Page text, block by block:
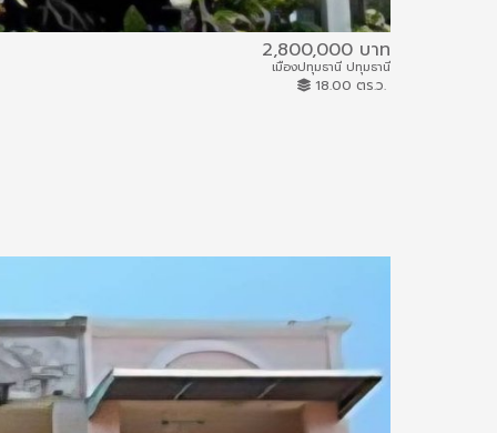
2,800,000 บาท
เมืองปทุมธานี ปทุมธานี
18.00 ตร.ว.